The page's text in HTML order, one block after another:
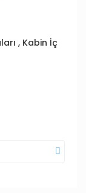
, Kabin İç